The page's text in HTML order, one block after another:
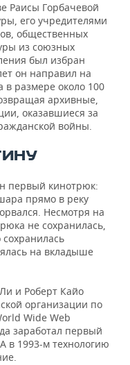
Раисы Горбачевой
его учредителями
общественных
из союзных
был избран
он направил на
в размере около 100
архивные,
оказавшиеся за
войны.
первый кинотрюк:
прямо в реку
Несмотря на
не сохранилась,
на вкладыше
и Роберт Кайо
организации по
Wide Web
заработал первый
в 1993-м технологию